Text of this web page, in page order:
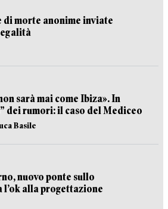
di morte anonime inviate
sarà mai come Ibiza». In
dei rumori: il caso del Mediceo
Basile
nuovo ponte sullo
alla progettazione